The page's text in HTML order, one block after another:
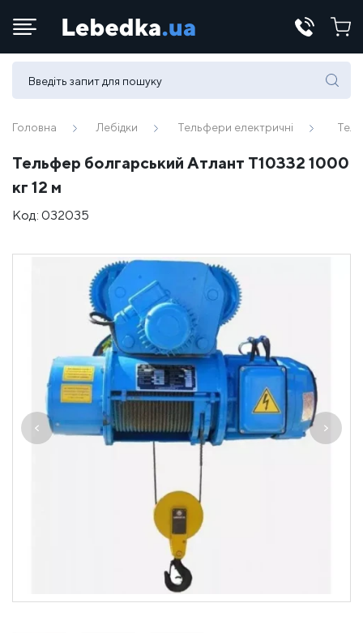
Телефони:
(067) 430 82-15
Головна Лебідки Тельфери електричні
Тельфер болгарський Атлант Т10332 1000
кг 12 м
Код: 032035